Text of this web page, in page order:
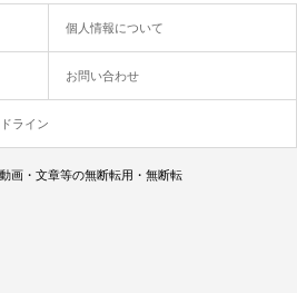
個人情報について
お問い合わせ
ライン
画・文章等の無断転用・無断転